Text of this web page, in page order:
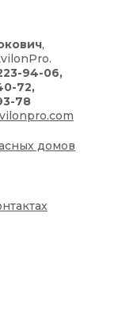
,
94-06,
72,
78
домов